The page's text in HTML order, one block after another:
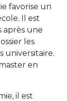
favorise un
Il est
après une
les
universitaire.
en
il est